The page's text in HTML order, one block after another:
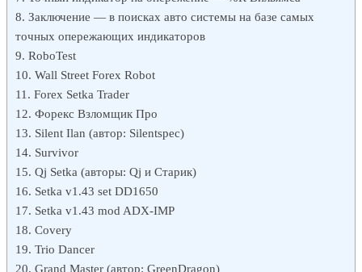
Заключение — в поисках авто системы на базе самых
точных опережающих индикаторов
RoboTest
Wall Street Forex Robot
Forex Setka Trader
Форекс Взломщик Про
Silent Ilan (автор: Silentspec)
Survivor
Qj Setka (авторы: Qj и Старик)
Setka v1.43 set DD1650
Setka v1.43 mod ADX-IMP
Covery
Trio Dancer
Grand Master (автор: GreenDragon)